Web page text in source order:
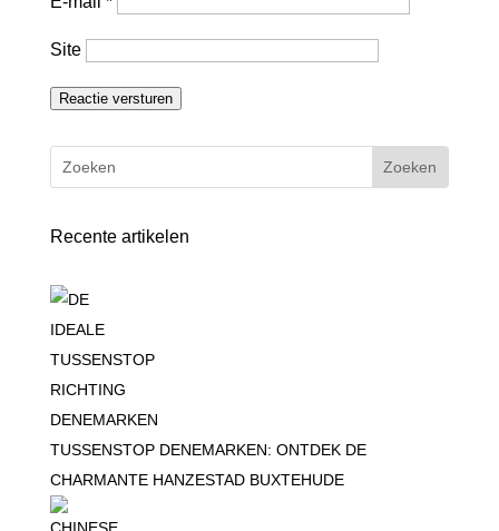
Site
Reactie versturen
Recente artikelen
TUSSENSTOP DENEMARKEN: ONTDEK DE
CHARMANTE HANZESTAD BUXTEHUDE